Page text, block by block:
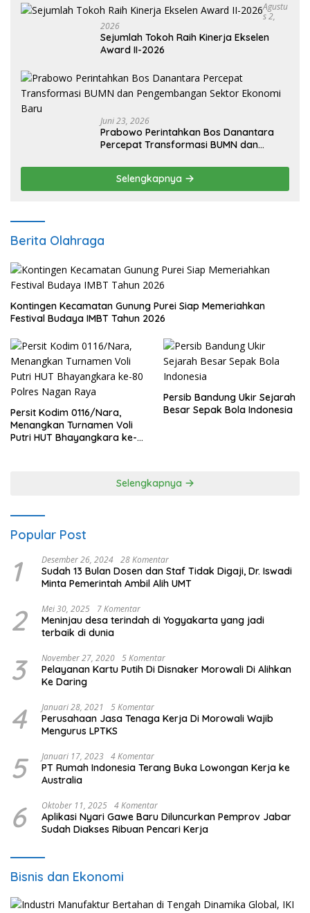
Agustu
S 2,
2026
Sejumlah Tokoh Raih Kinerja Ekselen
Award II-2026
Juni 23, 2026
Prabowo Perintahkan Bos Danantara
Percepat Transformasi BUMN dan
Selengkapnya
Berita Olahraga
Kontingen Kecamatan Gunung Purei Siap Memeriahkan
Festival Budaya IMBT Tahun 2026
Persit Kodim 0116/Nara,
Menangkan Turnamen Voli
Putri HUT Bhayangkara ke-
Persib Bandung Ukir Sejarah
Besar Sepak Bola Indonesia
Selengkapnya
Popular Post
1 Desember 26, 2024 28 Komentar
Sudah 13 Bulan Dosen dan Staf Tidak Digaji, Dr. Iswadi
Minta Pemerintah Ambil Alih UMT
2 Mei 30, 2025 7 Komentar
Meninjau desa terindah di Yogyakarta yang jadi
terbaik di dunia
3 November 27, 2020 5 Komentar
Pelayanan Kartu Putih Di Disnaker Morowali Di Alihkan
Ke Daring
4 Januari 28, 2021 5 Komentar
Perusahaan Jasa Tenaga Kerja Di Morowali Wajib
Mengurus LPTKS
5 Januari 17, 2023 4 Komentar
PT Rumah Indonesia Terang Buka Lowongan Kerja ke
Australia
6 Oktober 11, 2025 4 Komentar
Aplikasi Nyari Gawe Baru Diluncurkan Pemprov Jabar
Sudah Diakses Ribuan Pencari Kerja
Bisnis dan Ekonomi